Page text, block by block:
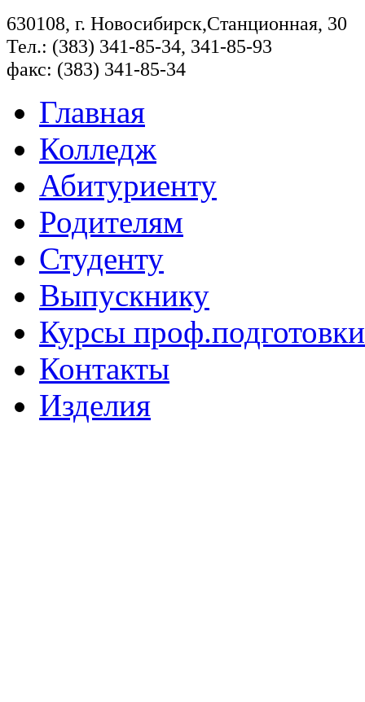
630108, г. Новосибирск,Станционная, 30
Тел.: (383) 341-85-34, 341-85-93
факс: (383) 341-85-34
Главная
Колледж
Абитуриенту
Родителям
Студенту
Выпускнику
Курсы проф.подготовки
Контакты
Изделия